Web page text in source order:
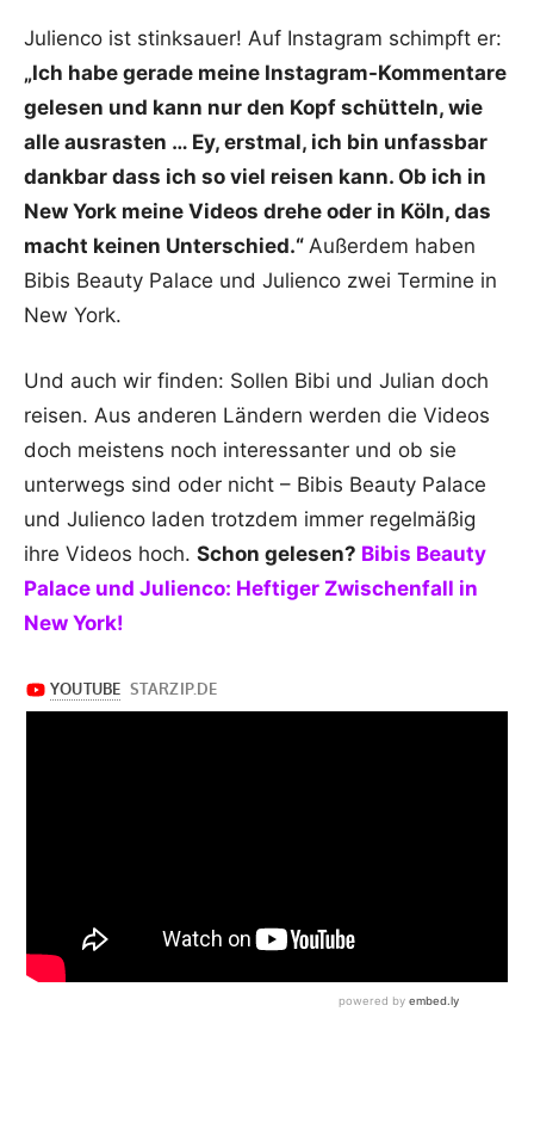
Julienco ist stinksauer! Auf Instagram schimpft er:
„Ich habe gerade meine Instagram-Kommentare
gelesen und kann nur den Kopf schütteln, wie
alle ausrasten … Ey, erstmal, ich bin unfassbar
dankbar dass ich so viel reisen kann. Ob ich in
New York meine Videos drehe oder in Köln, das
macht keinen Unterschied.“ Außerdem haben
Bibis Beauty Palace und Julienco zwei Termine in
New York.
Und auch wir finden: Sollen Bibi und Julian doch
reisen. Aus anderen Ländern werden die Videos
doch meistens noch interessanter und ob sie
unterwegs sind oder nicht – Bibis Beauty Palace
und Julienco laden trotzdem immer regelmäßig
ihre Videos hoch. Schon gelesen? Bibis Beauty
Palace und Julienco: Heftiger Zwischenfall in
New York!